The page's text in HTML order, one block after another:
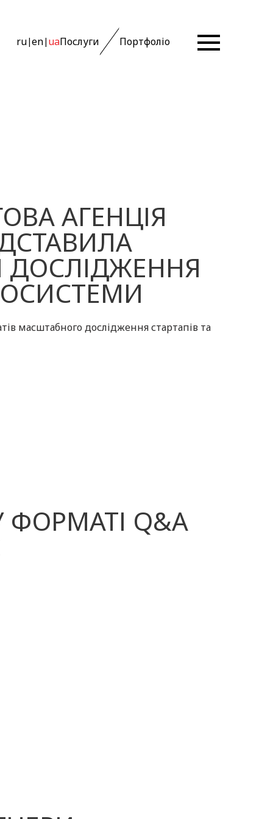
ru|en| uaПослуги Портфоліо
АГЕНЦІЯ
ДОСЛІДЖЕННЯ
масштабного дослідження стартапів та
Q&A